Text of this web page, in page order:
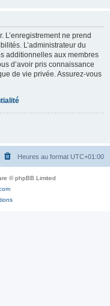
L’enregistrement ne prend
L’administrateur du
additionnelles aux membres
d’avoir pris connaissance
de vie privée. Assurez-vous
Heures au format UTC+01:00
© phpBB Limited